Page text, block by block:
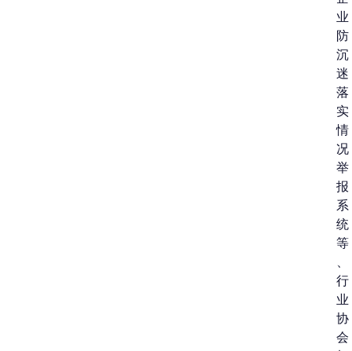
业
防
沉
迷
落
实
情
况
举
报
系
统
等
、
行
业
协
会